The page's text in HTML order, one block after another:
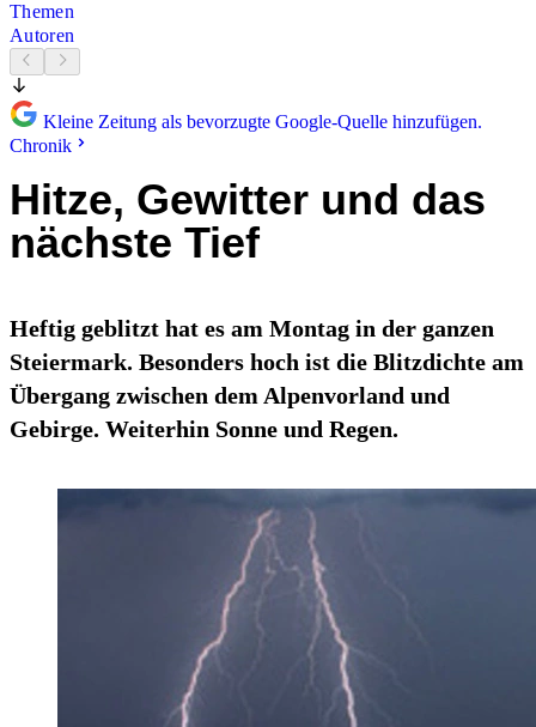
Themen
Autoren
Kleine Zeitung als bevorzugte Google-Quelle hinzufügen.
Chronik
Hitze, Gewitter und das
nächste Tief
Heftig geblitzt hat es am Montag in der ganzen
Steiermark. Besonders hoch ist die Blitzdichte am
Übergang zwischen dem Alpenvorland und
Gebirge. Weiterhin Sonne und Regen.